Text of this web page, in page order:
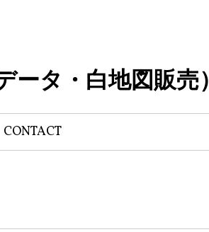
ータ・白地図販売）
CONTACT